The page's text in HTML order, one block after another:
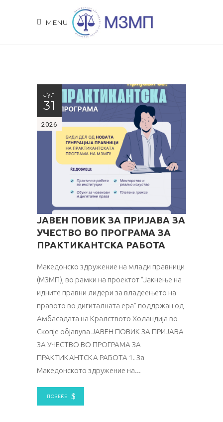
MENU
Јул
31
2026
ЈАВЕН ПОВИК ЗА ПРИЈАВА ЗА
УЧЕСТВО ВО ПРОГРАМА ЗА
ПРАКТИКАНТСКА РАБОТА
Македонско здружение на млади правници
(МЗМП), во рамки на проектот “Јакнење на
идните правни лидери за владеењето на
правото во дигиталната ера” поддржан од
Амбасадата на Кралството Холандија во
Скопје објавува ЈАВЕН ПОВИК ЗА ПРИЈАВА
ЗА УЧЕСТВО ВО ПРОГРАМА ЗА
ПРАКТИКАНТСКА РАБОТА 1. За
Македонското здружение на
ПОВЕЌЕ